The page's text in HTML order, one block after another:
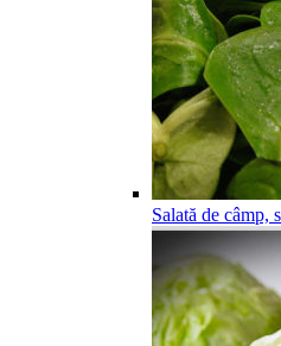
Salată de câmp,